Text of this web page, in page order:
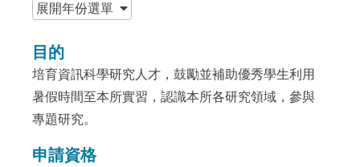
展開年份選單
目的
培育資訊科學研究人才，鼓勵並補助優秀學生利用
暑假時間至本所實習，認識本所各研究領域，參與
專題研究。
申請資格